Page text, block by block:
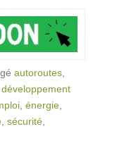
autoroutes,
développement
, énergie,
, sécurité,